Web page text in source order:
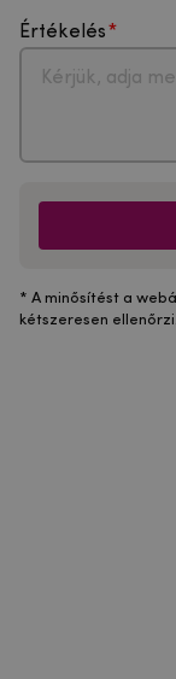
Értékelés
* A minősítést a
kétszeresen ellenőrzi.